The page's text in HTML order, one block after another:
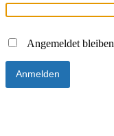
Angemeldet bleiben